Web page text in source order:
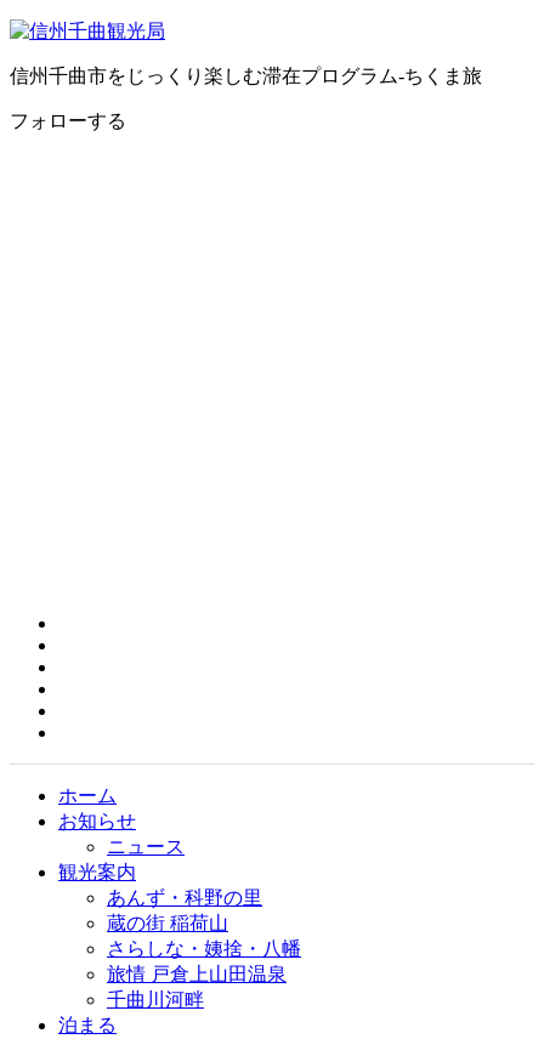
信州千曲市をじっくり楽しむ滞在プログラム-ちくま旅
フォローする
ホーム
お知らせ
ニュース
観光案内
あんず・科野の里
蔵の街 稲荷山
さらしな・姨捨・八幡
旅情 戸倉上山田温泉
千曲川河畔
泊まる